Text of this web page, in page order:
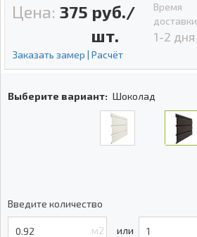
Цена: 375 руб./
шт.
Заказать замер | Расчёт
Время
доставки
1-2 дня
Выберите вариант: Шоколад
Введите количество
м2